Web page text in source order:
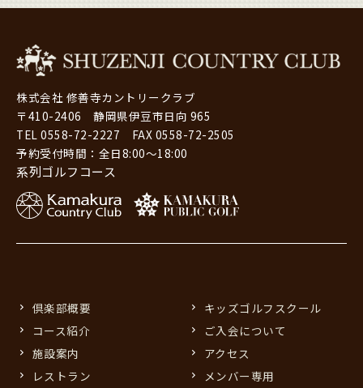
株式会社 修善寺カントリークラブ
〒410-2406 静岡県伊豆市日向 965
TEL 0558-72-2227 FAX 0558-72-2505
予約受付時間：全日8:00～18:00
系列ゴルフコース
倶楽部概要
コース紹介
施設案内
レストラン
キッズゴルフスクール
ご入会について
アクセス
メンバー専用